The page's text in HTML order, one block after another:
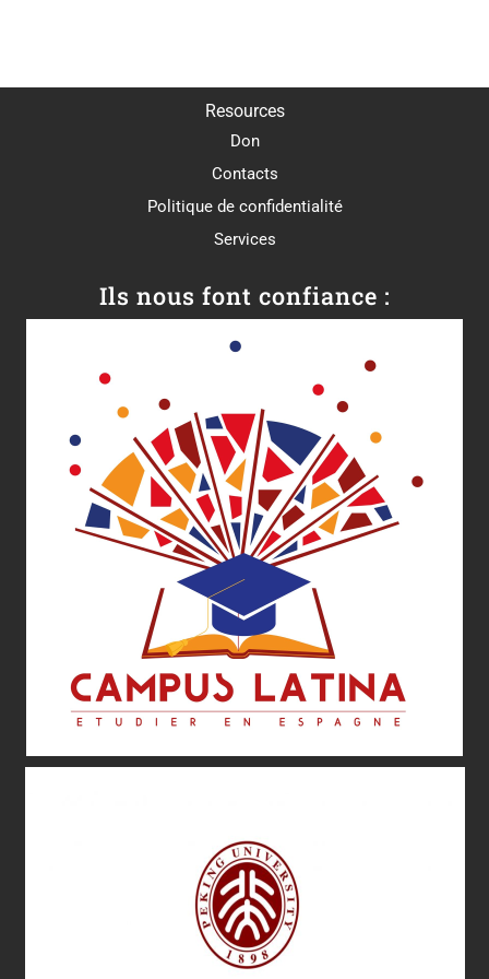
Resources
Don
Contacts
Politique de confidentialité
Services
Ils nous font confiance :